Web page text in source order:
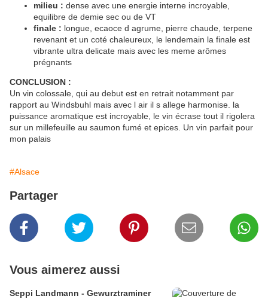
milieu : dense avec une energie interne incroyable,
equilibre de demie sec ou de VT
finale : longue, ecaoce d agrume, pierre chaude, terpene
revenant et un coté chaleureux, le lendemain la finale est
vibrante ultra delicate mais avec les meme arômes
prégnants
CONCLUSION :
Un vin colossale, qui au debut est en retrait notamment par
rapport au Windsbuhl mais avec l air il s allege harmonise. la
puissance aromatique est incroyable, le vin écrase tout il rigolera
sur un millefeuille au saumon fumé et epices. Un vin parfait pour
mon palais
#Alsace
Partager
Vous aimerez aussi
Seppi Landmann - Gewurztraminer